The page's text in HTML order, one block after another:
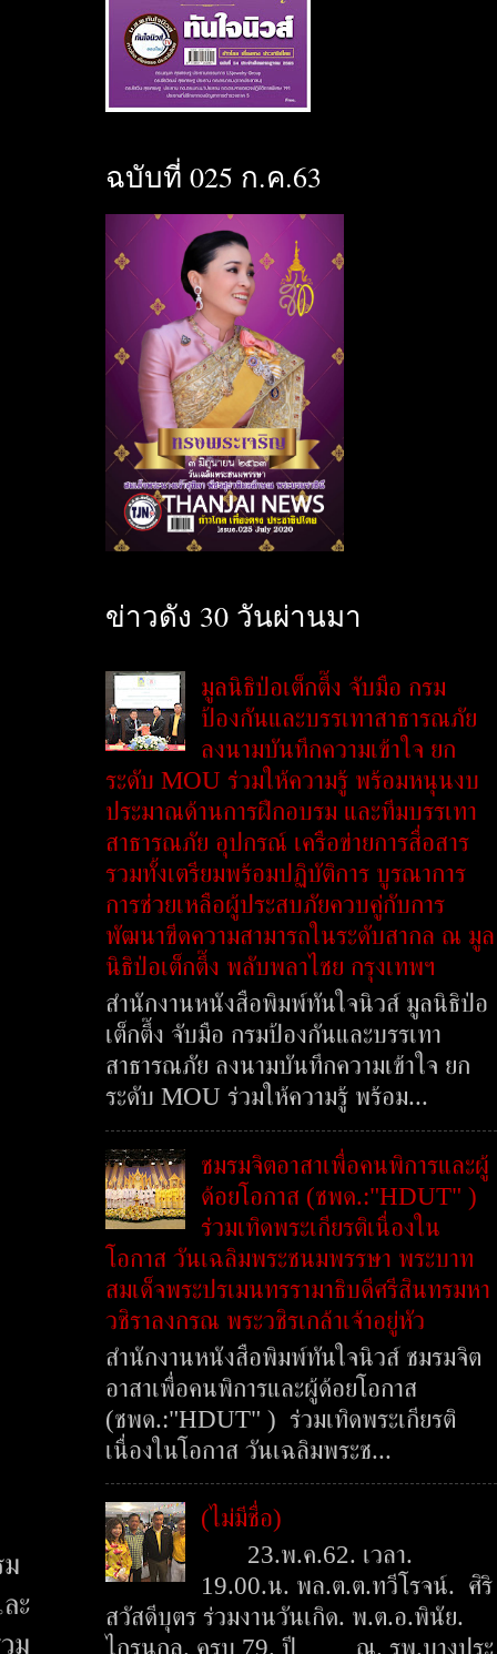
ะ
ม
ฉบับที่ 025 ก.ค.63
ข่าวดัง 30 วันผ่านมา
มูลนิธิป่อเต็กตึ๊ง จับมือ กรม
ป้องกันและบรรเทาสาธารณภัย
ลงนามบันทึกความเข้าใจ ยก
ระดับ MOU ร่วมให้ความรู้ พร้อมหนุนงบ
ประมาณด้านการฝึกอบรม และทีมบรรเทา
สาธารณภัย อุปกรณ์ เครือข่ายการสื่อสาร
รวมทั้งเตรียมพร้อมปฏิบัติการ บูรณาการ
การช่วยเหลือผู้ประสบภัยควบคู่กับการ
พัฒนาขีดความสามารถในระดับสากล ณ มูล
นิธิป่อเต็กตึ๊ง พลับพลาไชย กรุงเทพฯ
สำนักงานหนังสือพิมพ์ทันใจนิวส์ มูลนิธิป่อ
เต็กตึ๊ง จับมือ กรมป้องกันและบรรเทา
สาธารณภัย ลงนามบันทึกความเข้าใจ ยก
ระดับ MOU ร่วมให้ความรู้ พร้อม...
ชมรมจิตอาสาเพื่อคนพิการและผู้
ด้อยโอกาส (ชพด.:"HDUT" )
ร่วมเทิดพระเกียรติเนื่องใน
โอกาส วันเฉลิมพระชนมพรรษา พระบาท
สมเด็จพระปรเมนทรรามาธิบดีศรีสินทรมหา
วชิราลงกรณ พระวชิรเกล้าเจ้าอยู่หัว
สำนักงานหนังสือพิมพ์ทันใจนิวส์ ชมรมจิต
อาสาเพื่อคนพิการและผู้ด้อยโอกาส
(ชพด.:"HDUT" ) ร่วมเทิดพระเกียรติ
เนื่องในโอกาส วันเฉลิมพระช...
(ไม่มีชื่อ)
23.พ.ค.62. เวลา.
19.00.น. พล.ต.ต.ทวีโรจน์. ศิริ
สวัสดีบุตร ร่วมงานวันเกิด. พ.ต.อ.พินัย.
ไกรนุกูล. ครบ 79. ปี ณ. รพ.บางประ